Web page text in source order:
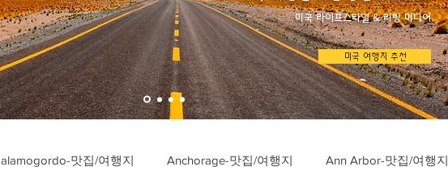
​미국 라이프스타일 & 리빙 미디어
미국 여행지 추천
alamogordo-맛집/여행지 Anchorage-맛집/여행지 Ann Arbor-맛집/여행지